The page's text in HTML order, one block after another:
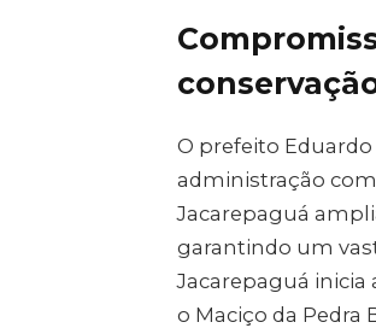
O prefeito
administração com
Jacarepaguá
garantindo um
Jacarepaguá inicia
o Maciço da Pedra